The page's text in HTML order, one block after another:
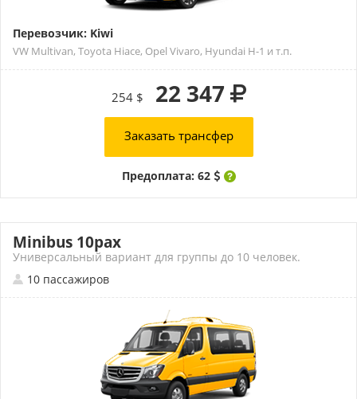
Перевозчик: Kiwi
VW Multivan, Toyota Hiace, Opel Vivaro, Hyundai H-1 и т.п.
254 $ 22 347
Заказать трансфер
Предоплата: 62
Minibus 10pax
Универсальный вариант для группы до 10 человек.
10 пассажиров